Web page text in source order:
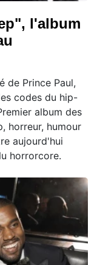
l'album
de Prince Paul,
codes du hip-
album des
horreur, humour
aujourd'hui
horrorcore.